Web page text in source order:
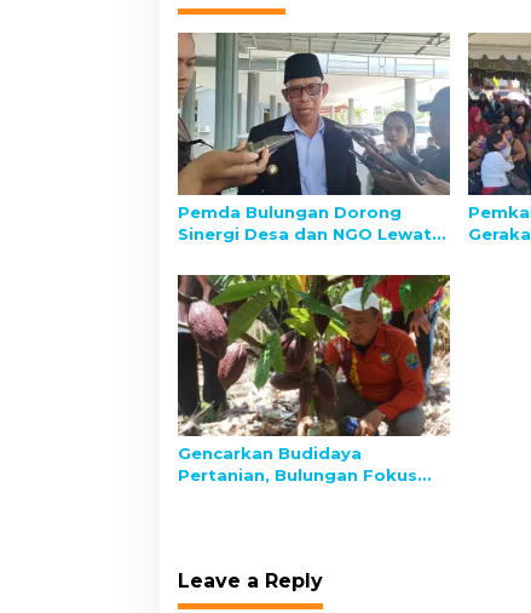
Pemda Bulungan Dorong
Sinergi Desa dan NGO Lewat
Gencarkan Budidaya
Pertanian, Bulungan Fokus
Leave a Reply